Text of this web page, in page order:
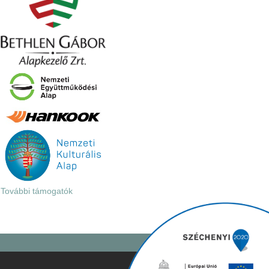
További támogatók